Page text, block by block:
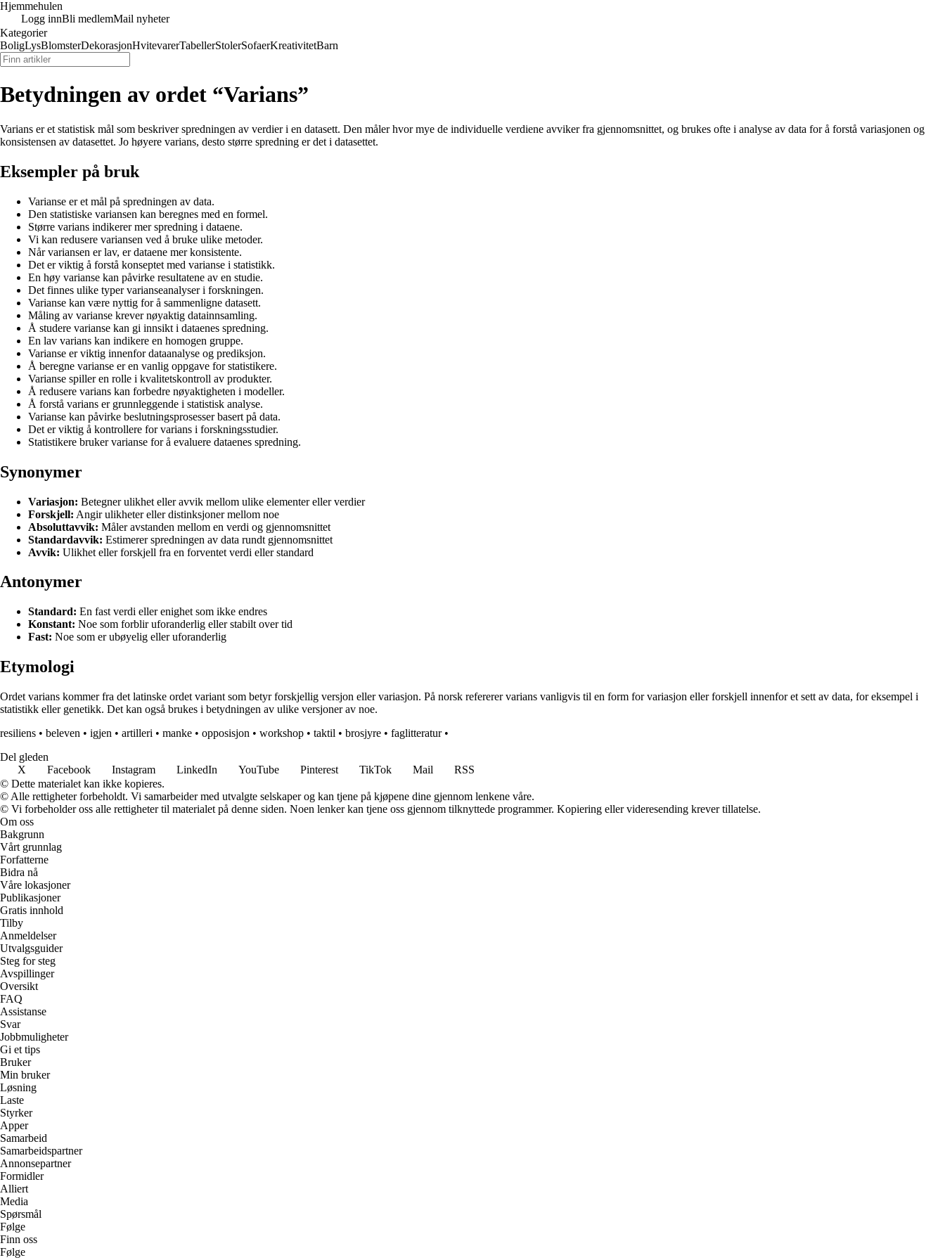
Hjemmehulen
Logg innBli medlemMail nyheter
Kategorier
BoligLysBlomsterDekorasjonHvitevarerTabellerStolerSofaerKreativitetBarn
Betydningen av ordet “Varians”
Varians er et statistisk mål som beskriver spredningen av verdier i en datasett. Den måler hvor mye de individuelle verdiene avviker fra gjennomsnittet, og brukes ofte i analyse av data for å forstå variasjonen og
konsistensen av datasettet. Jo høyere varians, desto større spredning er det i datasettet.
Eksempler på bruk
Varianse er et mål på spredningen av data.
Den statistiske variansen kan beregnes med en formel.
Større varians indikerer mer spredning i dataene.
Vi kan redusere variansen ved å bruke ulike metoder.
Når variansen er lav, er dataene mer konsistente.
Det er viktig å forstå konseptet med varianse i statistikk.
En høy varianse kan påvirke resultatene av en studie.
Det finnes ulike typer varianseanalyser i forskningen.
Varianse kan være nyttig for å sammenligne datasett.
Måling av varianse krever nøyaktig datainnsamling.
Å studere varianse kan gi innsikt i dataenes spredning.
En lav varians kan indikere en homogen gruppe.
Varianse er viktig innenfor dataanalyse og prediksjon.
Å beregne varianse er en vanlig oppgave for statistikere.
Varianse spiller en rolle i kvalitetskontroll av produkter.
Å redusere varians kan forbedre nøyaktigheten i modeller.
Å forstå varians er grunnleggende i statistisk analyse.
Varianse kan påvirke beslutningsprosesser basert på data.
Det er viktig å kontrollere for varians i forskningsstudier.
Statistikere bruker varianse for å evaluere dataenes spredning.
Synonymer
Variasjon: Betegner ulikhet eller avvik mellom ulike elementer eller verdier
Forskjell: Angir ulikheter eller distinksjoner mellom noe
Absoluttavvik: Måler avstanden mellom en verdi og gjennomsnittet
Standardavvik: Estimerer spredningen av data rundt gjennomsnittet
Avvik: Ulikhet eller forskjell fra en forventet verdi eller standard
Antonymer
Standard: En fast verdi eller enighet som ikke endres
Konstant: Noe som forblir uforanderlig eller stabilt over tid
Fast: Noe som er ubøyelig eller uforanderlig
Etymologi
Ordet varians kommer fra det latinske ordet variant som betyr forskjellig versjon eller variasjon. På norsk refererer varians vanligvis til en form for variasjon eller forskjell innenfor et sett av data, for eksempel i
statistikk eller genetikk. Det kan også brukes i betydningen av ulike versjoner av noe.
resiliens • beleven • igjen • artilleri • manke • opposisjon • workshop • taktil • brosjyre • faglitteratur•
Del gleden
X
Facebook Instagram LinkedIn YouTube Pinterest TikTok Mail
RSS
© Dette materialet kan ikke kopieres.
© Alle rettigheter forbeholdt. Vi samarbeider med utvalgte selskaper og kan tjene på kjøpene dine gjennom lenkene våre.
© Vi forbeholder oss alle rettigheter til materialet på denne siden. Noen lenker kan tjene oss gjennom tilknyttede programmer. Kopiering eller videresending krever tillatelse.
Om oss
Bakgrunn
Vårt grunnlag
Forfatterne
Bidra nå
Våre lokasjoner
Publikasjoner
Gratis innhold
Tilby
Anmeldelser
Utvalgsguider
Steg for steg
Avspillinger
Oversikt
FAQ
Assistanse
Svar
Jobbmuligheter
Gi et tips
Bruker
Min bruker
Løsning
Laste
Styrker
Apper
Samarbeid
Samarbeidspartner
Annonsepartner
Formidler
Alliert
Media
Spørsmål
Følge
Finn oss
Følge